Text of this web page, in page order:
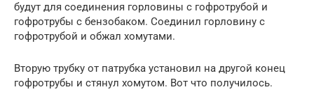
будут для соединения горловины с гофротрубой и
гофротрубы с бензобаком. Соединил горловину с
гофротрубой и обжал хомутами.
Вторую трубку от патрубка установил на другой конец
гофротрубы и стянул хомутом. Вот что получилось.